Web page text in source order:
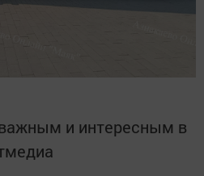
и интересным в